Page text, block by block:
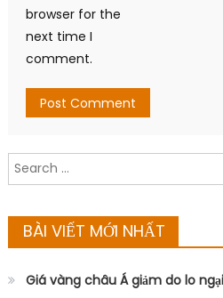
browser for the
next time I
comment.
Search
for:
BÀI VIẾT MỚI NHẤT
Giá vàng châu Á giảm do lo